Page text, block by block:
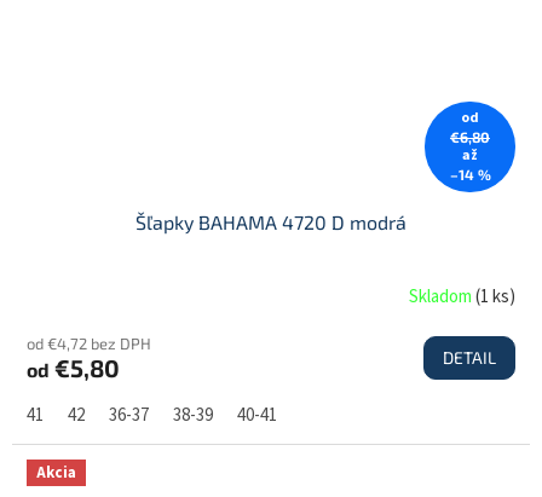
od
€6,80
až
–14 %
Šľapky BAHAMA 4720 D modrá
Skladom(1 ks)
od €4,72 bez DPH
od €5,80 DETAIL
41 42 36-37 38-39 40-41
Akcia